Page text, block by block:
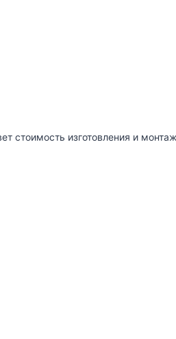
стоимость изготовления и